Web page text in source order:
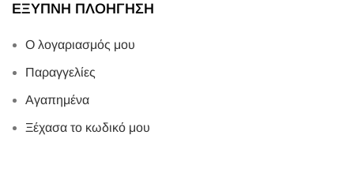
ΕΞΥΠΝΗ ΠΛΟΗΓΗΣΗ
Ο λογαριασμός μου
Παραγγελίες
Αγαπημένα
Ξέχασα το κωδικό μου